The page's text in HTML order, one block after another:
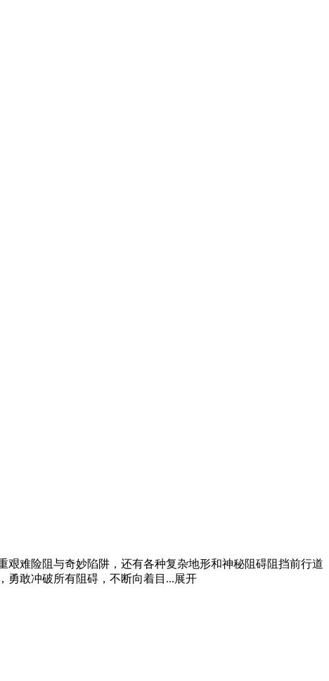
难险阻与奇妙陷阱，还有各种复杂地形和神秘阻碍阻挡前行道
勇敢冲破所有阻碍，不断向着目...展开